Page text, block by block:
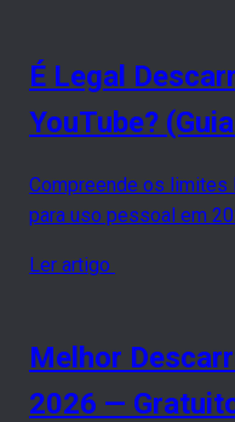
É Legal
YouTube?
Compreende os
para uso pessoal em
Ler artigo
Melhor
2026 —